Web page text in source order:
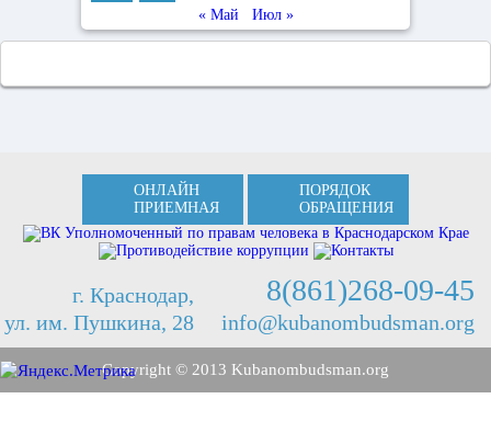
« Май
Июл »
ОНЛАЙН
ПРИЕМНАЯ
ПОРЯДОК
ОБРАЩЕНИЯ
г. Краснодар,
ул. им. Пушкина, 28
8(861)268-09-45
info@kubanombudsman.org
Copyright © 2013 Kubanombudsman.org